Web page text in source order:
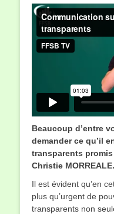
Beaucoup d’entre
demander ce qu’il
transparents
Christie MORREALE.
Il est évident qu’en
plus qu’urgent de
transparents non